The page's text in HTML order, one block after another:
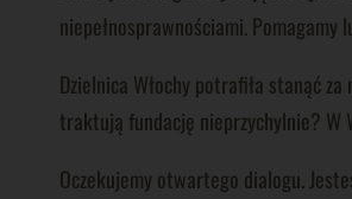
niepełnosprawnościami.
Dzielnica Włochy potrafiła stanąć
traktują fundację nieprzychylnie? W
Oczekujemy otwartego dialogu.